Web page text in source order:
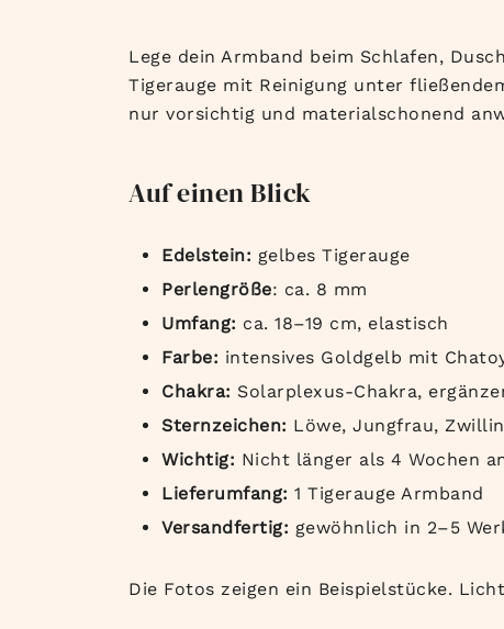
Lege dein Armband beim Schlafen,
Tigerauge mit Reinigung unter
nur vorsichtig und materialschonend
Auf einen Blick
Edelstein: gelbes Tigerauge
Perlengröße: ca. 8 mm
Umfang: ca. 18–19 cm, elastisch
Farbe: intensives Goldgelb mit
Chakra: Solarplexus-Chakra,
Sternzeichen: Löwe, Jungfrau,
Wichtig: Nicht länger als 4 Wochen
Lieferumfang: 1 Tigerauge Armband
Versandfertig: gewöhnlich in 2–5
Die Fotos zeigen ein Beispielstücke.